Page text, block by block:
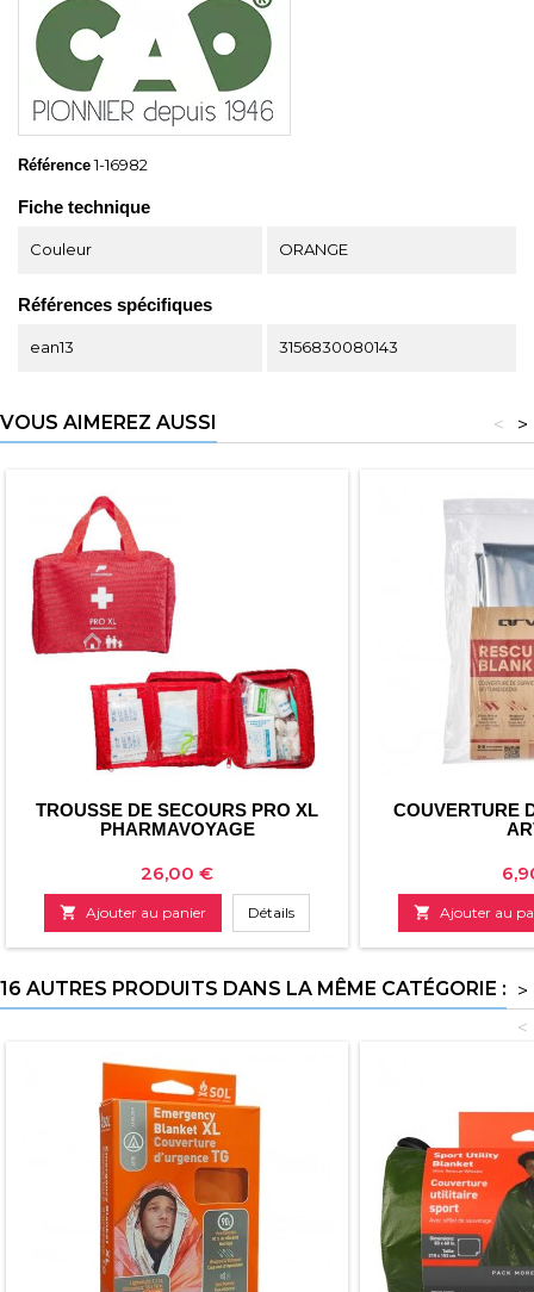
Référence 1-16982
Fiche technique
Couleur ORANGE
Références spécifiques
ean13 3156830080143
VOUS AIMEREZ AUSSI >
<
TROUSSE DE SECOURS PRO XL
PHARMAVOYAGE
Prix
26,00 €
 Ajouter au panier Détails
COUVERTURE
Prix
 Ajouter au
16 AUTRES PRODUITS DANS LA MÊME CATÉGORIE : >
<